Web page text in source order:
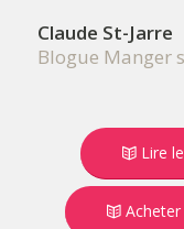
Claude St-Jarre
Blogue Manger
Lire